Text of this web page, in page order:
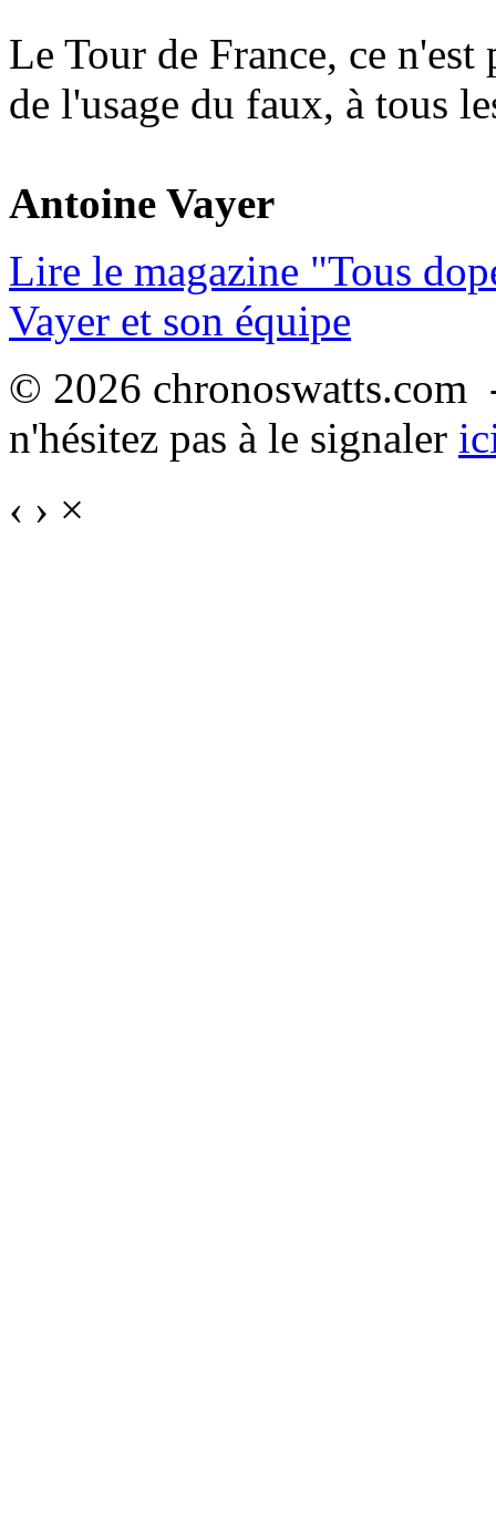
Le Tour de France, ce
de l'usage du faux, à tous
Antoine Vayer
Lire le magazine "Tous
Vayer et son équipe
© 2026
n'hésitez pas à le signaler
‹ › ×